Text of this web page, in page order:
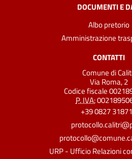
DOCUMENTI E
Albo pretorio
Amministrazione
CONTATTI
Comune di
Via Roma, 2
Codice fiscale
P. IVA:
+39 0827
URP - Ufficio Relazioni